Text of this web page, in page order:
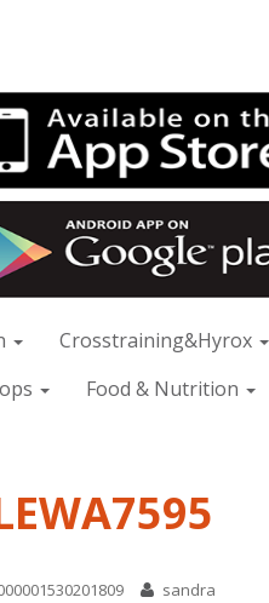
Crosstraining&Hyrox
Food & Nutrition
sandra